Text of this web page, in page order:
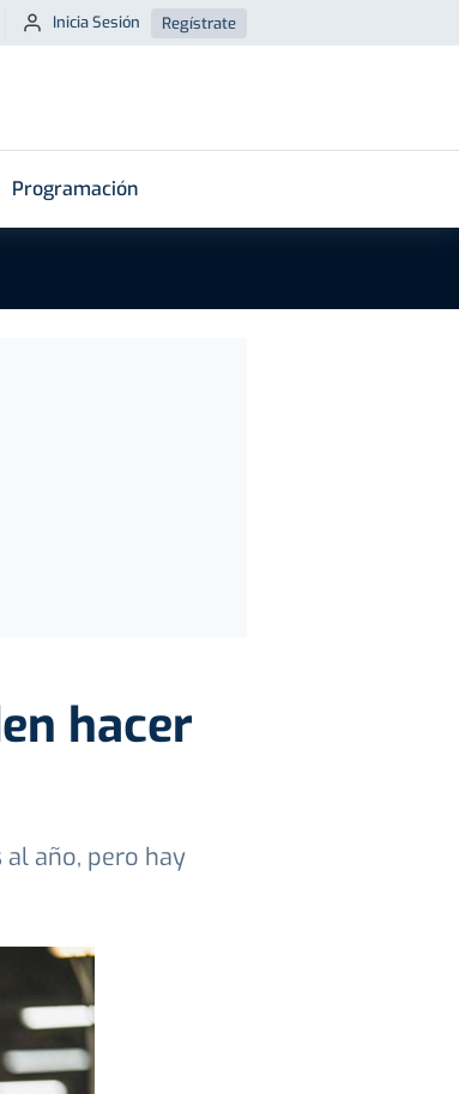
Inicia Sesión Regístrate
Programación
hacer
año, pero hay